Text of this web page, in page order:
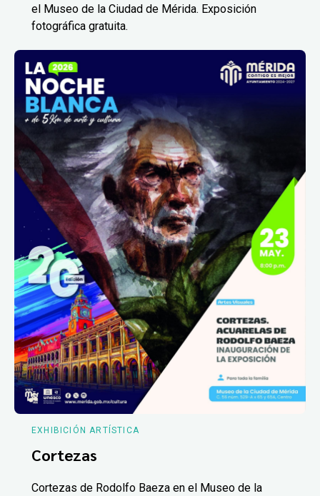
el Museo de la Ciudad de Mérida. Exposición
fotográfica gratuita.
EXHIBICIÓN ARTÍSTICA
Cortezas
Cortezas de Rodolfo Baeza en el Museo de la